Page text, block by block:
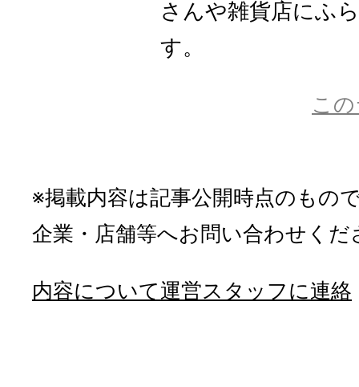
さんや雑貨店にふ
す。
こ
※掲載内容は記事公開時点のもの
企業・店舗等へお問い合わせくだ
内容について運営スタッフに連絡